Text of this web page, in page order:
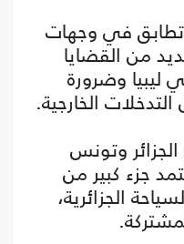
في وجهات
من القضايا
ليبيا وضرورة
الخارجية.
وتونس
جزء كبير من
الجزائرية،